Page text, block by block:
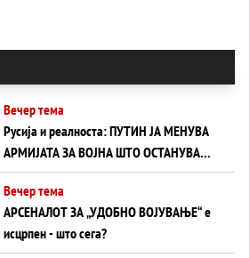
Вечер тема
Русија и реалноста: ПУТИН ЈА МЕНУВА
АРМИЈАТА ЗА ВОЈНА ШТО ОСТАНУВА
БЕЗ ФРОНТ
Вечер тема
АРСЕНАЛОТ ЗА „УДОБНО ВОЈУВАЊЕ“ е
исцрпен - што сега?